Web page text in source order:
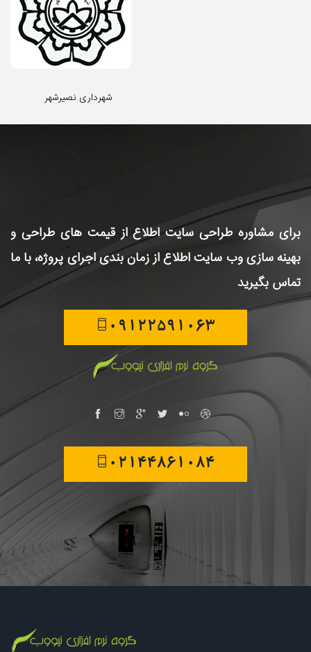
شهرداری نصیرشهر
برای مشاوره طراحی سایتاطلاع از قیمت های طراحی و
بهینه سازی وب سایتاطلاع از زمان بندی اجرای پروژه، با ما
تماس بگیرید
09122591063
02144861084